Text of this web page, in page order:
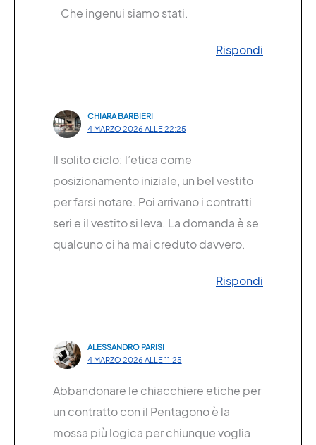
Che ingenui siamo stati.
Rispondi
CHIARA BARBIERI
4 MARZO 2026 ALLE 22:25
Il solito ciclo: l’etica come
posizionamento iniziale, un bel vestito
per farsi notare. Poi arrivano i contratti
seri e il vestito si leva. La domanda è se
qualcuno ci ha mai creduto davvero.
Rispondi
ALESSANDRO PARISI
4 MARZO 2026 ALLE 11:25
Abbandonare le chiacchiere etiche per
un contratto con il Pentagono è la
mossa più logica per chiunque voglia